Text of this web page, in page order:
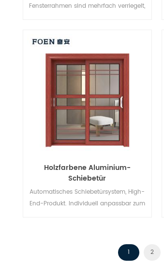
Fensterrahmen sind mehrfach verriegelt,
Verschiedene Türtypen für
unterschiedliche architektonische
Anforderungen.
Holzfarbene Aluminium-
Schiebetür
Automatisches Schiebetürsystem, High-
End-Produkt. Individuell anpassbar zum
1 2